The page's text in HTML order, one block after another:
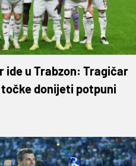
ide u Trabzon: Tragičar
donijeti potpuni